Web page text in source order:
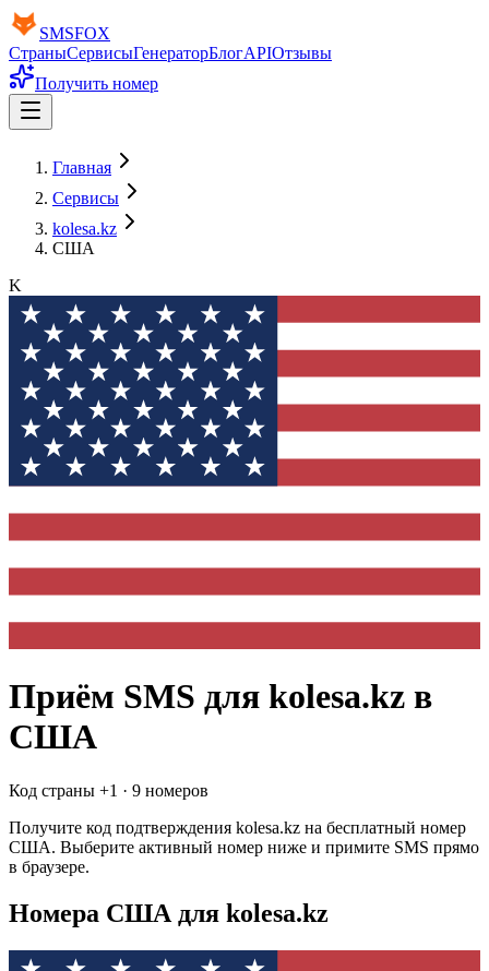
SMSFOX
СтраныСервисыГенераторБлогAPIОтзывы
Получить номер
Главная
Сервисы
kolesa.kz
США
K
Приём SMS для kolesa.kz в
США
Код страны +1 · 9 номеров
Получите код подтверждения kolesa.kz на бесплатный номер
США. Выберите активный номер ниже и примите SMS прямо
в браузере.
Номера США для kolesa.kz